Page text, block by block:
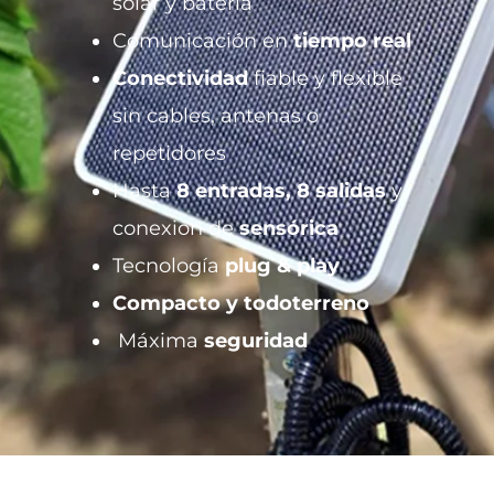
Comunicación entiempo real
Conectividadfiable y flexible
sin cables, antenas o
repetidores
Hasta8 entradas, 8 salidasy
conexión desensórica
Tecnología plug & play
Compacto y todoterreno
Máximaseguridad